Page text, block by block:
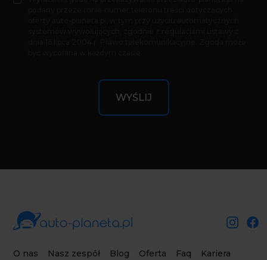
WYŚLIJ
O nas Nasz zespół Blog Oferta Faq
Kariera